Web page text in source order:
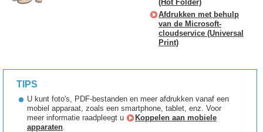
(Hot Folder)
Afdrukken met behulp
van de Microsoft-
cloudservice (Universal
Print)
TIPS
U kunt foto's, PDF-bestanden en meer afdrukken vanaf een
mobiel apparaat, zoals een smartphone, tablet, enz. Voor
meer informatie raadpleegt u
Koppelen aan mobiele
apparaten.